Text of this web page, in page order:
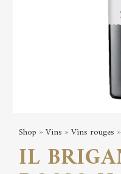
Shop »Vins »Vins rouges
IL